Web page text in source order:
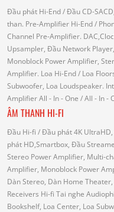
Đầu phát Hi-End/ Đầu CD-
than. Pre-Amplifier Hi-End/
Channel Pre-Amplifier.
Upsampler, Đầu Network
Monoblock Power Amplifier,
Amplifier. Loa Hi-End/ Loa
Subwoofer, Loa Loudspeaker.
AmplifierAll - In - One / All - In -
ÂM THANH HI-FI
Đầu Hi-fi / Đầu phát 4K
phát HD,Smartbox, Đầu
Stereo Power Amplifier, Multi-
Amplifier, Monoblock Power
Dàn Stereo, Dàn Home
Receivers Hi-fi Tai nghe
Bookshelf, Loa Center, Loa